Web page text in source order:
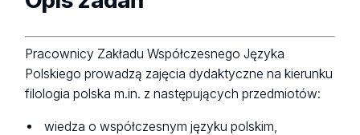
Pracownicy Zakładu Współczesnego Języka
Polskiego prowadzą zajęcia dydaktyczne na kierunku
filologia polska m.in. z następujących przedmiotów:
wiedza o współczesnym języku polskim,